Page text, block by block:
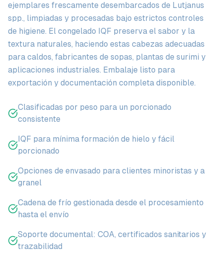
ejemplares frescamente desembarcados de Lutjanus
spp., limpiadas y procesadas bajo estrictos controles
de higiene. El congelado IQF preserva el sabor y la
textura naturales, haciendo estas cabezas adecuadas
para caldos, fabricantes de sopas, plantas de surimi y
aplicaciones industriales. Embalaje listo para
exportación y documentación completa disponible.
Clasificadas por peso para un porcionado
consistente
IQF para mínima formación de hielo y fácil
porcionado
Opciones de envasado para clientes minoristas y a
granel
Cadena de frío gestionada desde el procesamiento
hasta el envío
Soporte documental: COA, certificados sanitarios y
trazabilidad